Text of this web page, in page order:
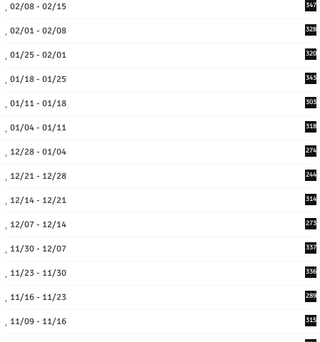
02/08 - 02/15 347
02/01 - 02/08 328
01/25 - 02/01 320
01/18 - 01/25 343
01/11 - 01/18 303
01/04 - 01/11 318
12/28 - 01/04 274
12/21 - 12/28 244
12/14 - 12/21 314
12/07 - 12/14 273
11/30 - 12/07 337
11/23 - 11/30 336
11/16 - 11/23 289
11/09 - 11/16 315